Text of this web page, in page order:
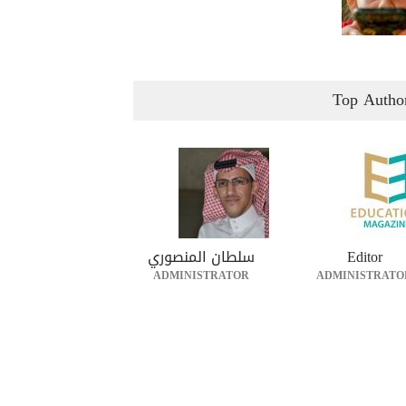
Top
Editor سلطان المنصوري
ADMINISTRATOR